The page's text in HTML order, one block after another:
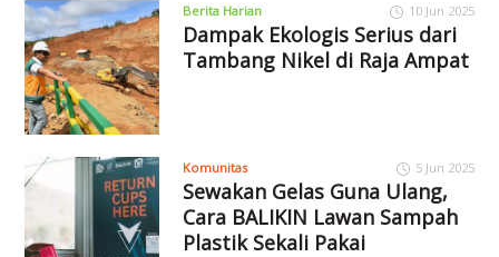
Berita Harian 10 Jun 2025
Dampak Ekologis Serius dari
Tambang Nikel di Raja Ampat
Komunitas 5 Jun 2025
Sewakan Gelas Guna Ulang,
Cara BALIKIN Lawan Sampah
Plastik Sekali Pakai